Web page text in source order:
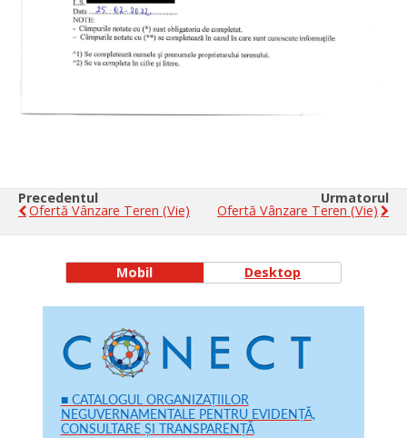
Precedentul
Ofertă Vânzare Teren (vie)
Urmatorul
Ofertă Vânzare Teren (vie)
Mobil Desktop
■ CATALOGUL ORGANIZAȚIILOR
NEGUVERNAMENTALE PENTRU EVIDENȚĂ,
CONSULTARE ȘI TRANSPARENȚĂ